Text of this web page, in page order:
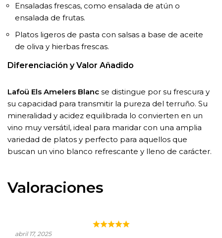
Ensaladas frescas, como ensalada de atún o
ensalada de frutas.
Platos ligeros de pasta con salsas a base de aceite
de oliva y hierbas frescas.
Diferenciación y Valor Añadido
Lafoü Els Amelers Blanc se distingue por su frescura y
su capacidad para transmitir la pureza del terruño. Su
mineralidad y acidez equilibrada lo convierten en un
vino muy versátil, ideal para maridar con una amplia
variedad de platos y perfecto para aquellos que
buscan un vino blanco refrescante y lleno de carácter.
Valoraciones
LAFOU ELS AMELERS BLANC
abril 17, 2025